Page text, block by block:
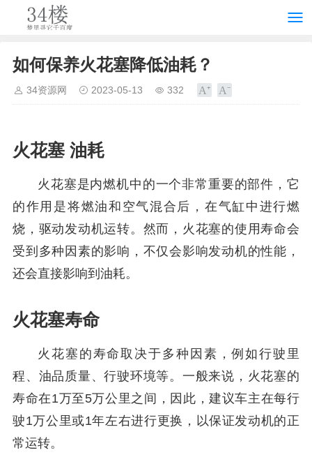
如何保养火花塞降低油耗？
34资源网 2023-05-13 332
火花塞 油耗
火花塞是内燃机中的一个非常重要的部件，它
的作用是将燃油和空气混合后，在气缸中进行燃
烧，驱动发动机运转。然而，火花塞的使用寿命会
受到多种因素的影响，不仅会影响发动机的性能，
还会直接影响到油耗。
火花塞寿命
火花塞的寿命取决于多种因素，例如行驶里
程、油品质量、行驶环境等。一般来说，火花塞的
寿命在1万至5万公里之间，因此，建议车主在每行
驶1万公里或1年左右进行更换，以保证发动机的正
常运转。